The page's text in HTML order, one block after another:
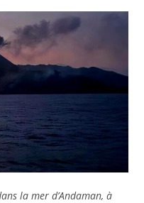
la mer d’Andaman, à